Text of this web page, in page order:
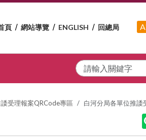
頁 網站導覽 ENGLISH 回總局 A
受理報案QRCode專區 白河分局各單位推諉